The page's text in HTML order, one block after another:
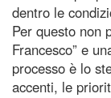
dentro le
Per questo non
Francesco” e
processo è lo
accenti, le